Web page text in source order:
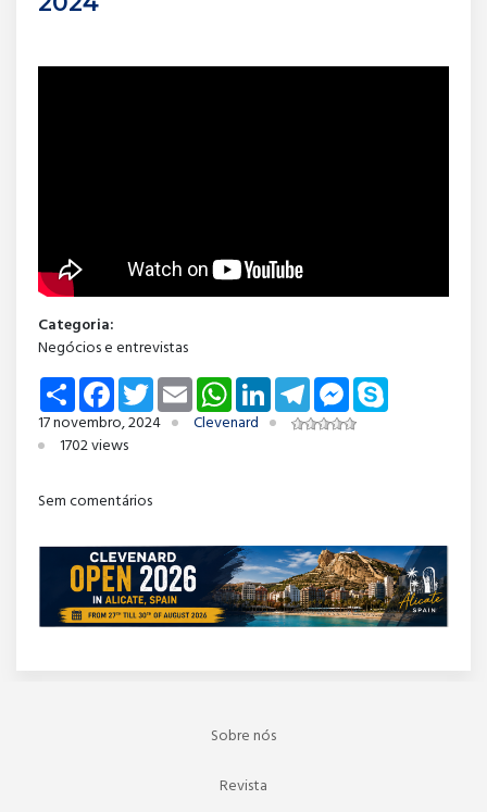
Categoria:
Negócios e entrevistas
Share FacebookTwitterEmail WhatsAppLinkedInTelegramMessenger
17 novembro, 2024
Clevenard
1702 views
Sem comentários
Sobre nós
Revista